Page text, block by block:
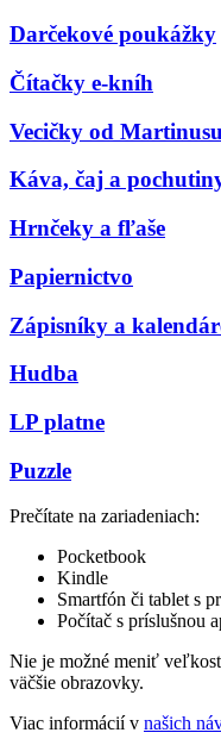
Darčekové poukážky
Čítačky e-kníh
Vecičky od Martinusu
Káva, čaj a
Hrnčeky a fľaše
Papiernictvo
Zápisníky a
Hudba
LP platne
Puzzle
Prečítate na zariadeniach:
Pocketbook
Kindle
Smartfón či tablet s
Počítač s príslušnou
Nie je možné meniť
väčšie obrazovky.
Viac informácií v našich